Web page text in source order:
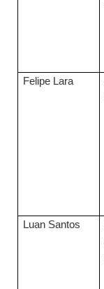
Felipe Lara
Luan Santos